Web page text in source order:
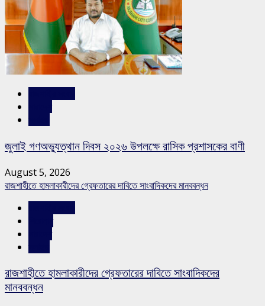
জুলাই গণঅভ্যুত্থান দিবস ২০২৬ উপলক্ষে রাসিক প্রশাসকের বাণী
August 5, 2026
রাজশাহীতে হামলাকারীদের গ্রেফতারের দাবিতে সাংবাদিকদের মানববন্ধন
রাজশাহীতে হামলাকারীদের গ্রেফতারের দাবিতে সাংবাদিকদের
মানববন্ধন